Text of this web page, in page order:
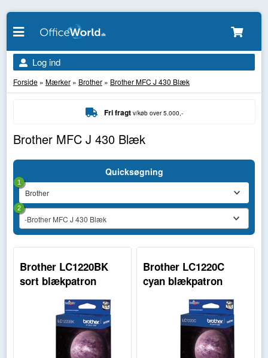
Log ind
Forside» Mærker» Brother» Brother MFC J 430 Blæk
Fri fragt v/køb over 5.000,-
Brother MFC J 430 Blæk
Quicksøgning
1
-Brother MFC J 430 Blæk
2
Brother LC1220BK
sort blækpatron
Brother LC1220C
cyan blækpatron